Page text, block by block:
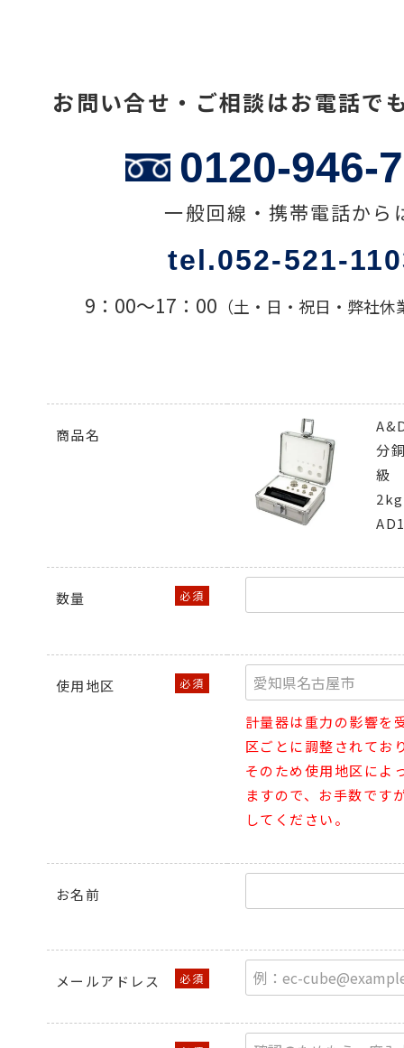
色々な計測器
レベル・勾配測定
オプション
お問い合せ・ご相談はお電話で
0120-946-
一般回線・携帯電話から
tel.052-521-
9：00〜17：00 （土・日・祝日・弊社
商品名
分
級
数量
使用地区
計量器は重力の影響を
区ごとに調整されてお
そのため使用地区によ
ますので、お手数です
してください。
お名前
メールアドレス